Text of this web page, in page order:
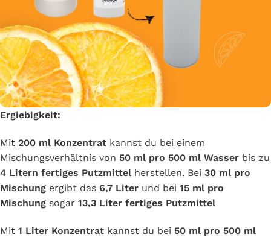
Ergiebigkeit:
Mit 200 ml Konzentrat kannst du bei einem
Mischungsverhältnis von 50 ml pro 500 ml Wasser bis zu
4 Litern fertiges Putzmittel herstellen. Bei 30 ml pro
Mischung ergibt das 6,7 Liter und bei 15 ml pro
Mischung sogar 13,3 Liter fertiges Putzmittel
Mit 1 Liter Konzentrat kannst du bei 50 ml pro 500 ml